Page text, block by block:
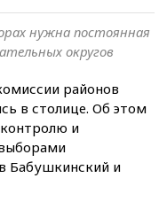
нужна постоянная
округов
районов
в столице. Об этом
и
Бабушкинский и